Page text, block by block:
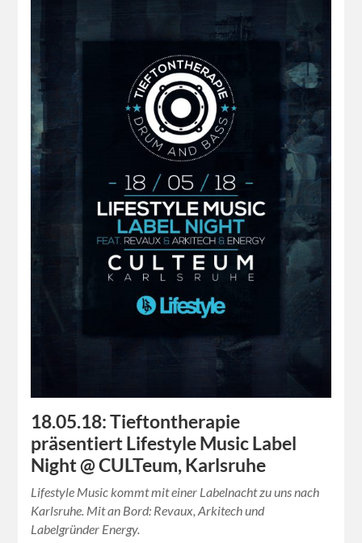
18.05.18: Tieftontherapie
präsentiert Lifestyle Music Label
Night @ CULTeum, Karlsruhe
Lifestyle Music kommt mit einer Labelnacht zu uns nach
Karlsruhe. Mit an Bord: Revaux, Arkitech und
Labelgründer Energy.